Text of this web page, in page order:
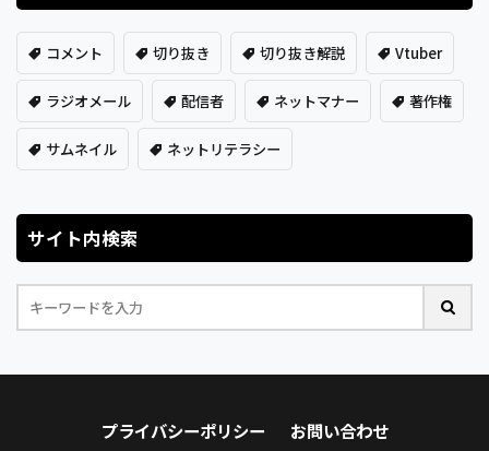
コメント 切り抜き 切り抜き解説 Vtuber
ラジオメール 配信者 ネットマナー 著作権
サムネイル ネットリテラシー
サイト内検索
プライバシーポリシー お問い合わせ